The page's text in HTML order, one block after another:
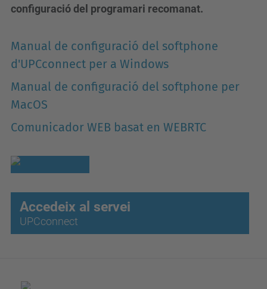
configuració del programari recomanat.
Manual de configuració del softphone
d'UPCconnect per a Windows
Manual de configuració del softphone per
MacOS
Comunicador WEB basat en WEBRTC
Accedeix al servei
UPCconnect